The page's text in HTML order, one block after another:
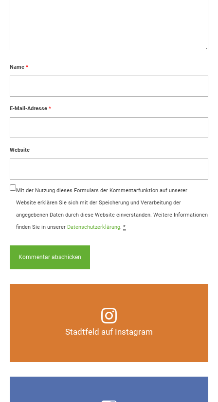
Name *
E-Mail-Adresse *
Website
Mit der Nutzung dieses Formulars der Kommentarfunktion auf unserer
Website erklären Sie sich mit der Speicherung und Verarbeitung der
angegebenen Daten durch diese Website einverstanden. Weitere Informationen
finden Sie in unserer Datenschutzerklärung. *
Stadtfeld auf Instagram
Instagram-Kanal
Auf Instagram folgen